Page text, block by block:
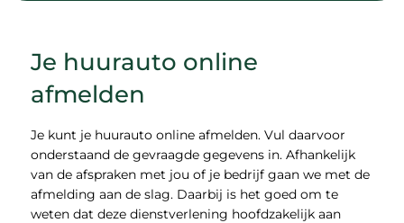
Je huurauto online
afmelden
Je kunt je huurauto online afmelden. Vul daarvoor
onderstaand de gevraagde gegevens in. Afhankelijk
van de afspraken met jou of je bedrijf gaan we met de
afmelding aan de slag. Daarbij is het goed om te
weten dat deze dienstverlening hoofdzakelijk aan